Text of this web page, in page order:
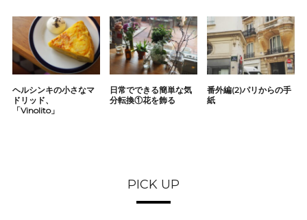
ヘルシンキの小さなマ
ドリッド、
「Vinolito」
日常でできる簡単な気
分転換①花を飾る
番外編(2)パリからの手
紙
PICK UP